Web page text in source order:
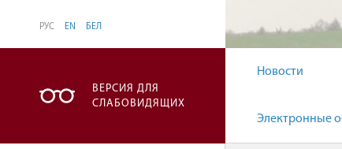
РУС EN БЕЛ
ВЕРСИЯ ДЛЯ
СЛАБОВИДЯЩИХ
Новости
Электронные